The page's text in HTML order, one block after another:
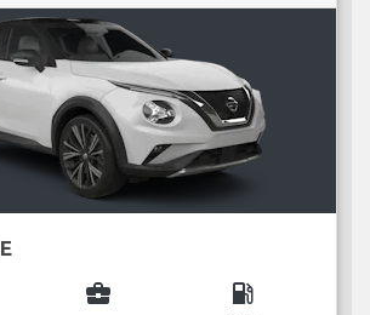
business_center local_gas_station